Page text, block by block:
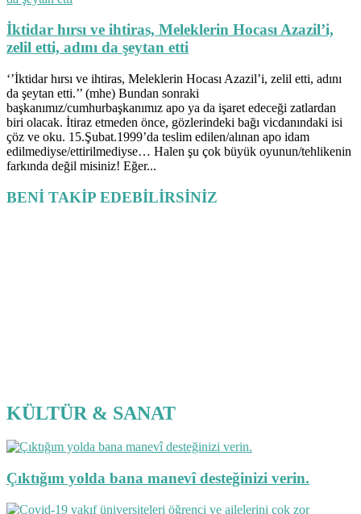
İktidar hırsı ve ihtiras, Meleklerin Hocası Azazil’i,
zelil etti, adını da şeytan etti
‘’İktidar hırsı ve ihtiras, Meleklerin Hocası Azazil’i, zelil etti, adını
da şeytan etti.’’ (mhe) Bundan sonraki
başkanımız/cumhurbaşkanımız apo ya da işaret edeceği zatlardan
biri olacak. İtiraz etmeden önce, gözlerindeki bağı vicdanındaki isi
çöz ve oku. 15.Şubat.1999’da teslim edilen/alınan apo idam
edilmediyse/ettirilmediyse… Halen şu çok büyük oyunun/tehlikenin
farkında değil misiniz! Eğer...
BENİ TAKİP EDEBİLİRSİNİZ
KÜLTÜR & SANAT
Çıktığım yolda bana manevî desteğinizi verin.